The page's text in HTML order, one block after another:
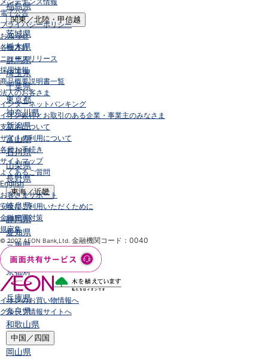
福島県
関東／北陸・甲信越
茨城県
栃木県
群馬県
埼玉県
千葉県
東京都
神奈川県
新潟県
富山県
石川県
山梨県
長野県
東海／近畿
岐阜県
静岡県
愛知県
三重県
滋賀県
京都府
大阪府
兵庫県
奈良県
和歌山県
中国／四国
岡山県
電子公告
プライバシーポリシー
お知らせ
各種方針
ニュースリリース
採用情報
商品概要説明書一覧
法人のお客さま
インターネットバンキング
イオン銀行とお取引のある企業・事業主のみなさま
支店名について
サイトの利用について
各種お手続き
サイトマップ
よくあるご質問
English
お客さまサポート
安全にご利用いただくために
金融犯罪対策
規定集
© 2007 AEON Bank,Ltd. 金融機関コード：0040
イオンのお買い物情報へ
グループ情報サイトへ